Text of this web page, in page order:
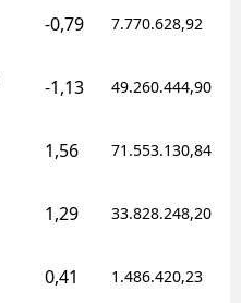
Mersin
-0,79 7.770.628,92
-1,13 49.260.444,90
1,56 71.553.130,84
1,29 33.828.248,20
0,41 1.486.420,23